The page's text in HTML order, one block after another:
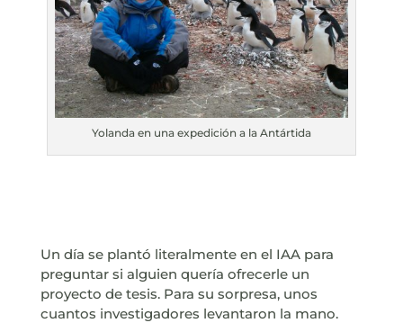
Yolanda en una expedición a la Antártida
Un día se plantó literalmente en el IAA para
preguntar si alguien quería ofrecerle un
proyecto de tesis. Para su sorpresa, unos
cuantos investigadores levantaron la mano.